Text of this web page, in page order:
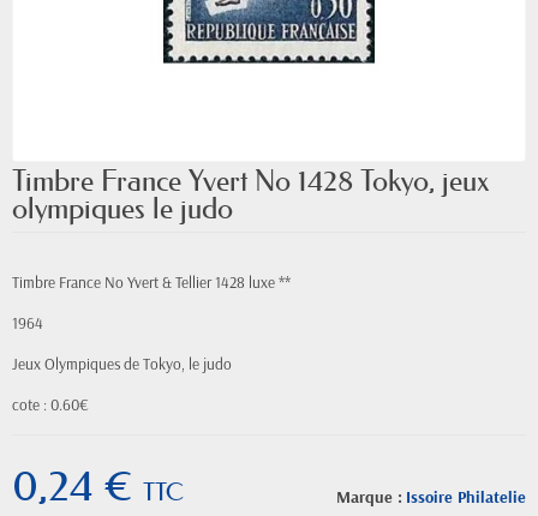
Timbre France Yvert No 1428 Tokyo, jeux
olympiques le judo
Timbre France No Yvert & Tellier 1428 luxe **
1964
Jeux Olympiques de Tokyo, le judo
cote : 0.60€
Marque : Issoire Philatelie
0,24 € TTC